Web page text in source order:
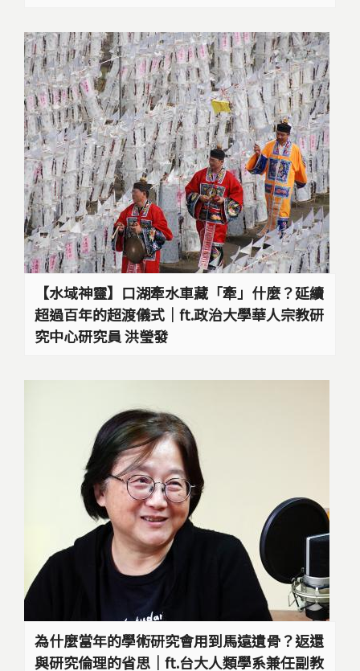
【水域神靈】口湖牽水車藏「牽」什麼？延續
超過百年的超渡儀式｜ft.政治大學華人宗教研
究中心研究員 洪瑩發
為什麼當年的學術研究會用到馬遠遺骨？返還
與研究倫理的省思｜ft.台大人類學系兼任副教